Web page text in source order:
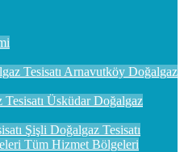
Arnavutköy Doğalgaz
Üsküdar Doğalgaz
Şişli Doğalgaz Tesisatı
Tüm Hizmet Bölgeleri